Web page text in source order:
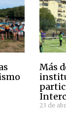
Más
23 de